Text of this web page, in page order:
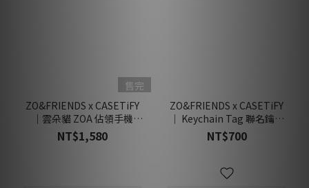
售完
ZO&FRIENDS x CASETiFY
｜雲朵貓 ZOA 佔領手機
SNAPPY 支架
NT$1,580
ZO&FRIENDS x CASETiFY
｜ Keychain Tag 聯名鑰匙
扣
NT$700